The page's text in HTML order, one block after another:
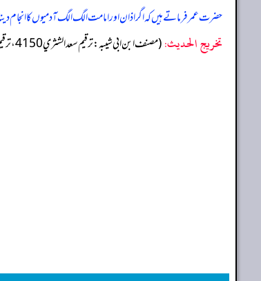
حضرت عمر فرماتے ہیں کہ اگر اذان اور امامت الگ الگ آدمیوں کا انجام
تخریج الحدیث:(مصنف ابن ابي شيبه: ترقيم سعد الشثري 4150، ترقيم محمد عوامة 4128)